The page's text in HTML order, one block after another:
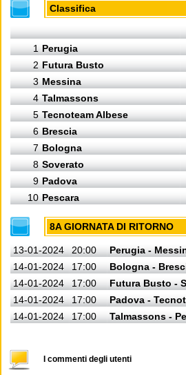
Classifica
1 Perugia
2 Futura Busto
3 Messina
4 Talmassons
5 Tecnoteam Albese
6 Brescia
7 Bologna
8 Soverato
9 Padova
10 Pescara
8A GIORNATA DI RITORNO
13-01-2024 20:00
Perugia -
14-01-2024
17:00
Bologna -
14-01-2024
17:00
Futura Busto -
14-01-2024
17:00
Padova -
14-01-2024
17:00 Talmassons -
I commenti degli utenti